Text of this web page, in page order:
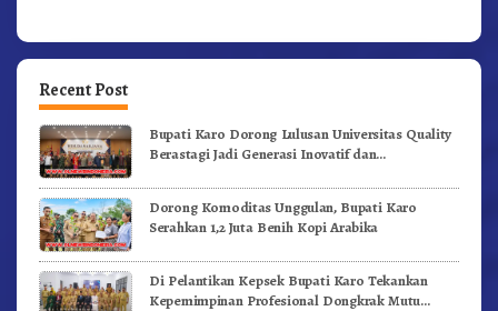
Recent Post
Bupati Karo Dorong Lulusan Universitas Quality
Berastagi Jadi Generasi Inovatif dan
Dorong Komoditas Unggulan, Bupati Karo
Serahkan 1,2 Juta Benih Kopi Arabika
Di Pelantikan Kepsek Bupati Karo Tekankan
Kepemimpinan Profesional Dongkrak Mutu